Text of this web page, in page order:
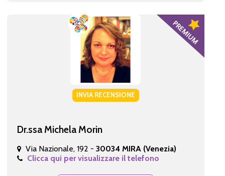
INVIA RECENSIONE
Dr.ssa Michela Morin
Via Nazionale, 192 - 30034 MIRA (Venezia)
Clicca qui per visualizzare il telefono